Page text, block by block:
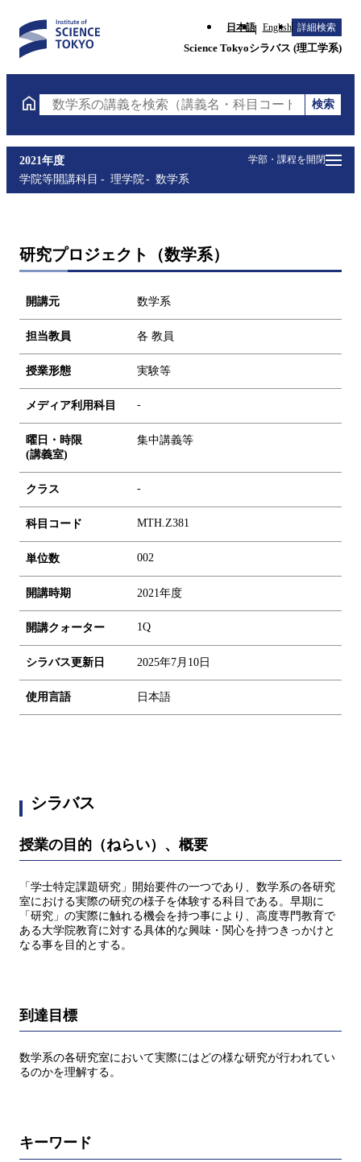
日本語 English 詳細検索
Science Tokyoシラバス (理工学系)
数学系の講義を検索（講義名・科目コード・担当教員
検索
学部・課程を開閉
2021年度
学院等開講科目
理学院 数学系
研究プロジェクト（数学系）
開講元 数学系
担当教員 各 教員
授業形態 実験等
メディア利用科目 -
曜日・時限
(講義室)
集中講義等
クラス -
科目コード MTH.Z381
単位数 002
開講時期 2021年度
開講クォーター 1Q
シラバス更新日 2025年7月10日
使用言語 日本語
シラバス
授業の目的（ねらい）、概要
「学士特定課題研究」開始要件の一つであり、数学系の各研究
室における実際の研究の様子を体験する科目である。早期に
「研究」の実際に触れる機会を持つ事により、高度専門教育で
ある大学院教育に対する具体的な興味・関心を持つきっかけと
なる事を目的とする。
到達目標
数学系の各研究室において実際にはどの様な研究が行われてい
るのかを理解する。
キーワード